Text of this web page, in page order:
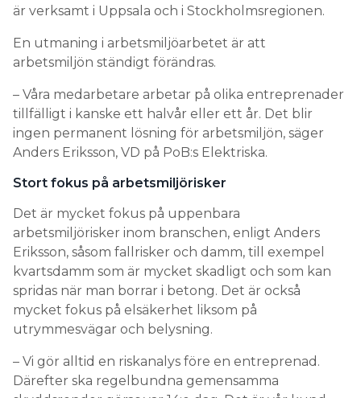
är verksamt i Uppsala och i Stockholmsregionen.
En utmaning i arbetsmiljöarbetet är att
arbetsmiljön ständigt förändras.
– Våra medarbetare arbetar på olika entreprenader
tillfälligt i kanske ett halvår eller ett år. Det blir
ingen permanent lösning för arbetsmiljön, säger
Anders Eriksson, VD på PoB:s Elektriska.
Stort fokus på arbetsmiljörisker
Det är mycket fokus på uppenbara
arbetsmiljörisker inom branschen, enligt Anders
Eriksson, såsom fallrisker och damm, till exempel
kvartsdamm som är mycket skadligt och som kan
spridas när man borrar i betong. Det är också
mycket fokus på elsäkerhet liksom på
utrymmesvägar och belysning.
– Vi gör alltid en riskanalys före en entreprenad.
Därefter ska regelbundna gemensamma